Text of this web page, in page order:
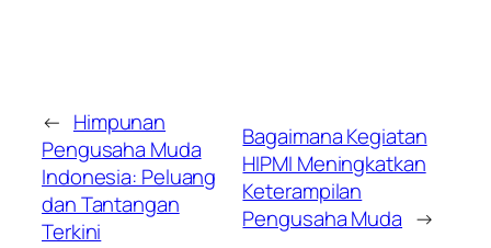
← Himpunan
Pengusaha Muda
Indonesia: Peluang
dan Tantangan
Terkini
Bagaimana Kegiatan
HIPMI Meningkatkan
Keterampilan
Pengusaha Muda →